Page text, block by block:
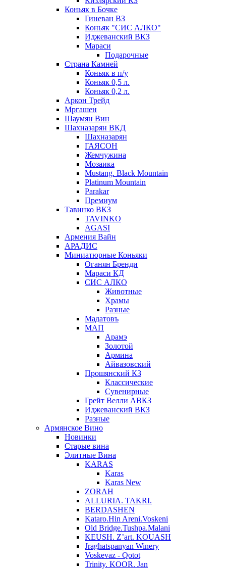
Коньяк в Бочке
Гиневан ВЗ
Коньяк "СИС АЛКО"
Иджеванский ВКЗ
Мараси
Подарочные
Страна Камней
Коньяк в п/у
Коньяк 0,5 л.
Коньяк 0,2 л.
Аркон Трейд
Мргашен
Шаумян Вин
Шахназарян ВКД
Шахназарян
ГАЯСОН
Жемчужина
Мозаика
Mustang. Black Mountain
Platinum Mountain
Parakar
Премиум
Тавинко ВКЗ
TAVINKO
AGASI
Армения Вайн
АРАДИС
Миниатюрные Коньяки
Оганян Бренди
Мараси КД
СИС АЛКО
Животные
Храмы
Разные
Мадатовъ
МАП
Арамэ
Золотой
Армина
Айвазовский
Прошянский КЗ
Классические
Сувенирные
Грейт Велли АВКЗ
Иджеванский ВКЗ
Разные
Армянское Вино
Новинки
Старые вина
Элитные Вина
KARAS
Karas
Karas New
ZORAH
ALLURIA. TAKRI.
BERDASHEN
Kataro.Hin Areni.Voskeni
Old Bridge.Tushpa.Malani
KEUSH. Z’art. KOUASH
Jraghatspanyan Winery
Voskevaz - Qotot
Trinity. KOOR. Jan